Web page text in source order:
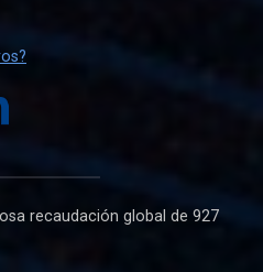
recaudación global de 927